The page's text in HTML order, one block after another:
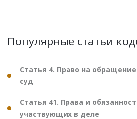
Популярные статьи
Статья 4. Право на
суд
Статья 41. Права и
участвующих в деле